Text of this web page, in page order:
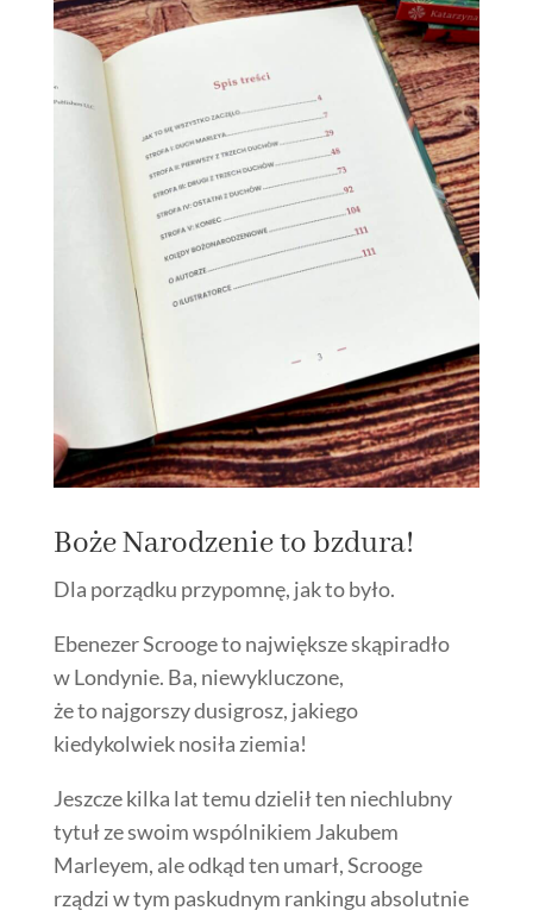
Boże Narodzenie to bzdura!
Dla porządku przypomnę, jak to było.
Ebenezer Scrooge to największe skąpiradło
w Londynie. Ba, niewykluczone,
że to najgorszy dusigrosz, jakiego
kiedykolwiek nosiła ziemia!
Jeszcze kilka lat temu dzielił ten niechlubny
tytuł ze swoim wspólnikiem Jakubem
Marleyem, ale odkąd ten umarł, Scrooge
rządzi w tym paskudnym rankingu absolutnie